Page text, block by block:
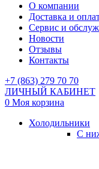
О компании
Доставка и
Сервис и
Новости
Отзывы
Контакты
+7 (863) 279 70 70
ЛИЧНЫЙ КАБИНЕТ
0 Моя корзина
Холодильники
С